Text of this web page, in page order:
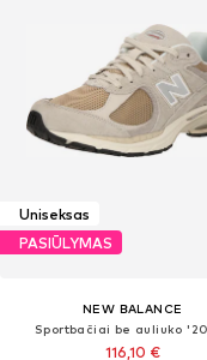
Uniseksas
PASIŪLYMAS
NEW BALANCE
Sportbačiai be auliuko
116,10 €